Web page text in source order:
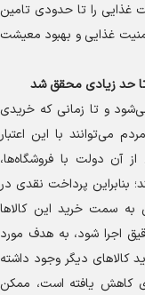
غذایی را تا حدودی تامین
غذایی و بهبود معیشت
حد زیادی محقق شد
و تا زمانی که خریدی
می‌توانند با این اعتبار
آن دولت با فروشگاه‌ها،
بنابراین پرداخت نقدی در
به سمت خرید این کالا‌ها
اجرا شود، به هدف مورد
کالا‌های دیگر وجود داشته
کاهش یافته است، ممکن